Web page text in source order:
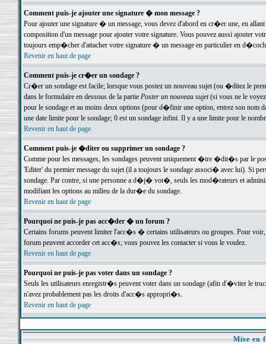
Comment puis-je ajouter une signature � mon message ?
Pour ajouter une signature � un message, vous devez d'abord en cr�er une, en
composition d'un message pour ajouter votre signature. Vous pouvez aussi ajouter
toujours emp�cher d'attacher votre signature � un message en particulier en
Revenir en haut de page
Comment puis-je cr�er un sondage ?
Cr�er un sondage est facile; lorsque vous postez un nouveau sujet (ou �ditez le
dans le formulaire en dessous de la partie Poster un nouveau sujet(si vous ne le voyez
pour le sondage et au moins deux options (pour d�finir une option, entrez son nom
une date limite pour le sondage; 0 est un sondage infini. Il y a une limite pour le
Revenir en haut de page
Comment puis-je �diter ou supprimer un sondage ?
Comme pour les messages, les sondages peuvent uniquement �tre �dit�s par le
'Editer' du premier message du sujet (il a toujours le sondage associ� avec lui). Si
sondage. Par contre, si une personne a d�j� vot�, seuls les mod�rateurs et
modifiant les options au milieu de la dur�e du sondage.
Revenir en haut de page
Pourquoi ne puis-je pas acc�der � un forum ?
Certains forums peuvent limiter l'acc�s � certains utilisateurs ou groupes. Pour
forum peuvent accorder cet acc�s; vous pouvez les contacter si vous le voulez.
Revenir en haut de page
Pourquoi ne puis-je pas voter dans un sondage ?
Seuls les utilisateurs enregistr�s peuvent voter dans un sondage (afin d'�viter le
n'avez probablement pas les droits d'acc�s appropri�s.
Revenir en haut de page
Mise en